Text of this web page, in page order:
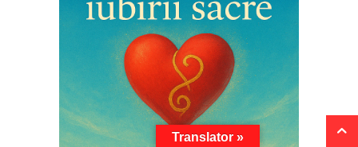
Translator »